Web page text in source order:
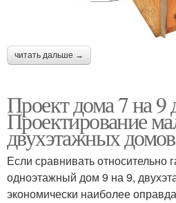
читать дальше →
Проект дома 7 на 9
Проектирование
двухэтажных домов
Если сравнивать относительно
одноэтажный дом 9 на 9,
экономически наиболее